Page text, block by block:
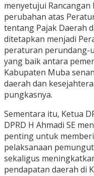
menyetujui
perubahan atas
tentang Pajak Daerah
ditetapkan menjadi
peraturan perundang-
yang baik antara
Kabupaten Muba
daerah dan
pungkasnya.
Sementara itu, Ketua
DPRD H Ahmadi SE
penting untuk
pelaksanaan
sekaligus
pendapatan daerah di